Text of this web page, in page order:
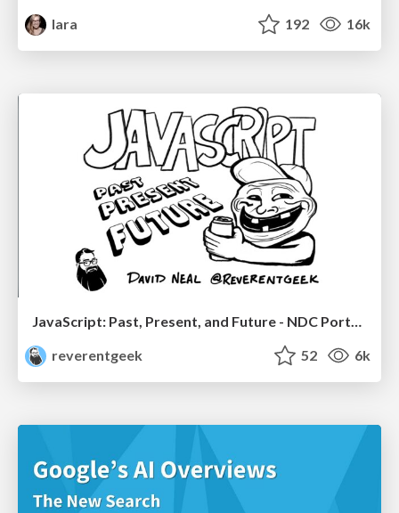
lara
192 16k
JavaScript: Past, Present, and Future - NDC Porto 2020
reverentgeek
52 6k